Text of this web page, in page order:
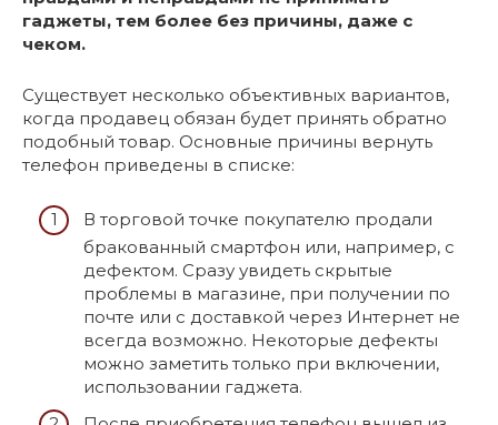
гаджеты, тем более без причины, даже с
чеком.
Существует несколько объективных вариантов,
когда продавец обязан будет принять обратно
подобный товар. Основные причины вернуть
телефон приведены в списке:
В торговой точке покупателю продали
бракованный смартфон или, например, с
дефектом. Сразу увидеть скрытые
проблемы в магазине, при получении по
почте или с доставкой через Интернет не
всегда возможно. Некоторые дефекты
можно заметить только при включении,
использовании гаджета.